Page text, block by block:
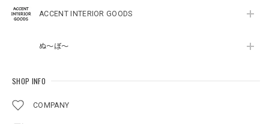
ACCENT INTERIOR GOODS
ぬ～ぼ～
SHOP INFO
COMPANY